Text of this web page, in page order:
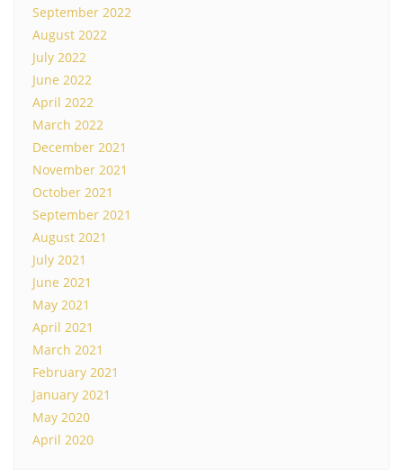
September 2022
August 2022
July 2022
June 2022
April 2022
March 2022
December 2021
November 2021
October 2021
September 2021
August 2021
July 2021
June 2021
May 2021
April 2021
March 2021
February 2021
January 2021
May 2020
April 2020